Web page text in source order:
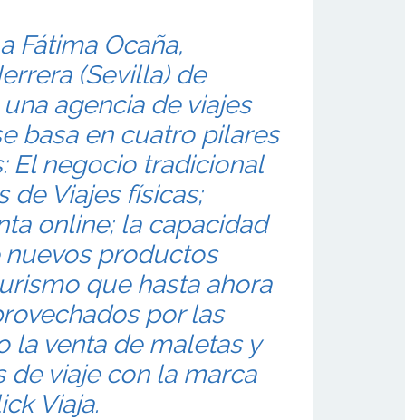
Fátima Ocaña,
(Sevilla) de
agencia de viajes
basa en cuatro pilares
El negocio tradicional
de Viajes físicas;
online; la capacidad
productos
que hasta ahora
por las
la venta de maletas y
viaje con la marca
Viaja.